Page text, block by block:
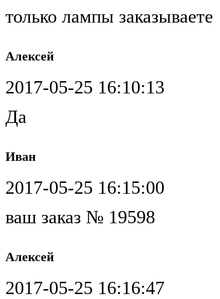
только лампы заказываете
Алексей
2017-05-25 16:10:13
Да
Иван
2017-05-25 16:15:00
ваш заказ № 19598
Алексей
2017-05-25 16:16:47